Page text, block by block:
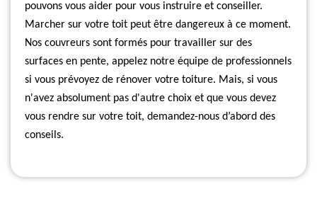
pouvons vous aider pour vous instruire et conseiller.
Marcher sur votre toit peut être dangereux à ce moment.
Nos couvreurs sont formés pour travailler sur des
surfaces en pente, appelez notre équipe de professionnels
si vous prévoyez de rénover votre toiture. Mais, si vous
n'avez absolument pas d'autre choix et que vous devez
vous rendre sur votre toit, demandez-nous d’abord des
conseils.